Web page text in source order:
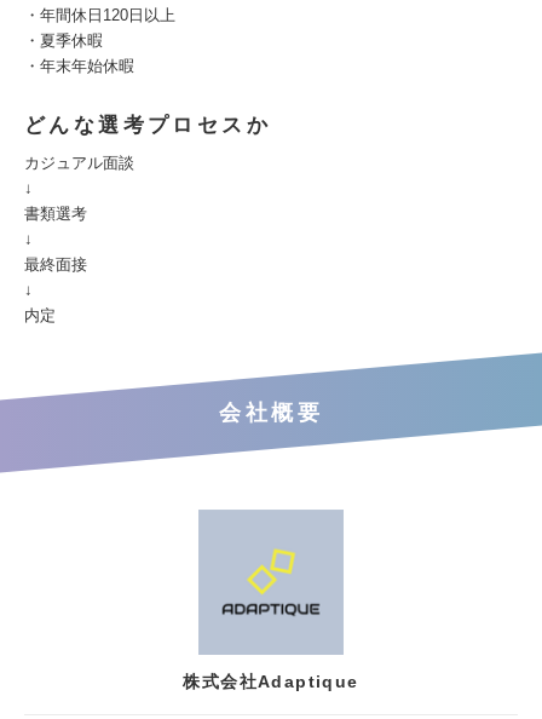
・年間休日120日以上
・夏季休暇
・年末年始休暇
どんな選考プロセスか
カジュアル面談
↓
書類選考
↓
最終面接
↓
内定
会社概要
株式会社Adaptique